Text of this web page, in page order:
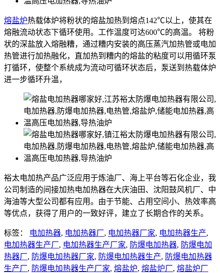
熔盐炉热载体炉将粉状的熔盐加热到熔点142℃以上，使其在
熔融流动状态下循环使用。工作温度可达600℃的高温。 将粉
状的深盐放入熔融糟，通过糟内安装的高压蒸汽加热管或电加
热管进行加热融化，直加热到糟内的熔盐的粘度可以用循环泵
打循环，使整个系统成为流动可循环状态后，泵送到热载体炉
进一步循环升温，
裕太电加热产品广泛应用于炼油厂、海上平台等石化企业，我
公司制造的间接加热电加热器在大庆油田、沈阳鼓风机厂、中
海油等大型公司都有应用。由于节能、占用空间小、热效率高
等优点，获得了用户的一致好评，建立了长期合作的关系。
标签： 电加热器, 电加热器厂, 电加热器厂家, 电加热器生产,
电加热器生产厂, 电加热器生产厂家, 防爆电加热器, 防爆电加
热器厂, 防爆电加热器厂家, 防爆电加热器生产, 防爆电加热器
生产厂, 防爆电加热器生产厂家, 熔盐炉, 熔盐炉厂, 熔盐炉厂